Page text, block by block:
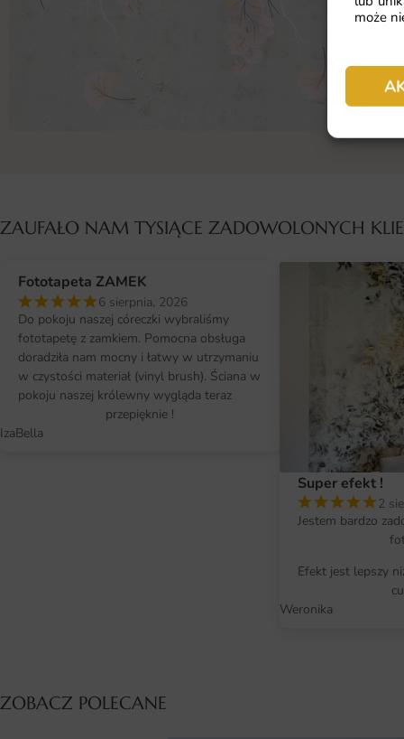
może
ZAUFAŁO NAM TYSIĄCE ZADOWOLONYCH
Fototapeta ZAMEK
6 sierpnia, 2026
Do pokoju naszej córeczki wybraliśmy
fototapetę z zamkiem. Pomocna obsługa
doradziła nam mocny i łatwy w utrzymaniu
w czystości materiał (vinyl brush). Ściana w
pokoju naszej królewny wygląda teraz
przepięknie !
IzaBella
Super efekt !
2
Jestem bardzo
Efekt jest lepszy
Weronika
ZOBACZ POLECANE